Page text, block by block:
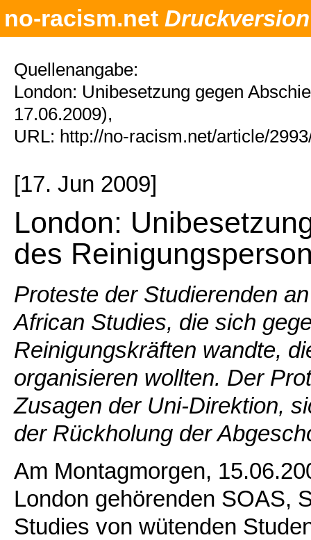
no-racism.net Druckversion
Quellenangabe:
London: Unibesetzung gegen
17.06.2009),
URL: http://no-racism.net/article/
[17. Jun 2009]
London:
des
Proteste der Studierenden
African Studies, die sich
Reinigungskräften wandte,
organisieren wollten. Der
Zusagen der Uni-Direktion,
der Rückholung der
Am Montagmorgen,
London gehörenden SOAS,
Studies von wütenden